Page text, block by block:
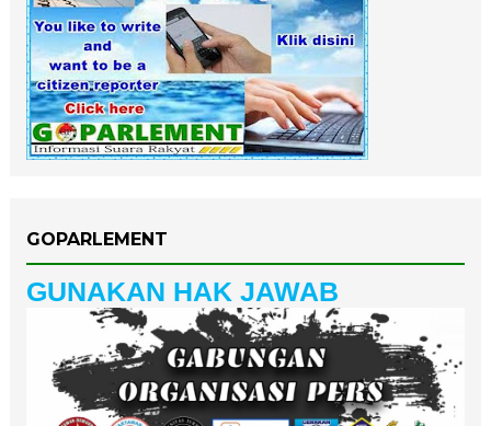
GOPARLEMENT
GUNAKAN HAK JAWAB